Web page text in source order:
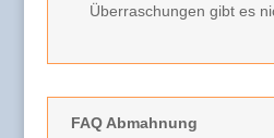
Überraschungen gibt es
FAQ Abmahnung